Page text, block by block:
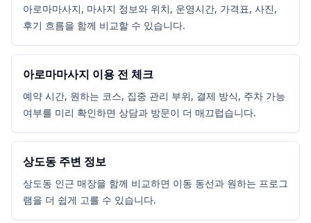
아로마마사지, 마사지 정보와 위치, 운영시간, 가격표, 사진,
후기 흐름을 함께 비교할 수 있습니다.
아로마마사지 이용 전 체크
예약 시간, 원하는 코스, 집중 관리 부위, 결제 방식, 주차 가능
여부를 미리 확인하면 상담과 방문이 더 매끄럽습니다.
상도동 주변 정보
상도동 인근 매장을 함께 비교하면 이동 동선과 원하는 프로그
램을 더 쉽게 고를 수 있습니다.